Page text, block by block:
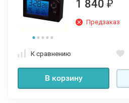
1 840 ₽
Предзаказ
К сравнению
В корзину